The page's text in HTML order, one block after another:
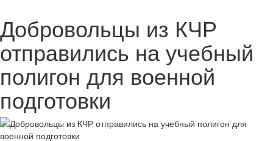
Добровольцы из КЧР
отправились на учебный
полигон для военной
подготовки